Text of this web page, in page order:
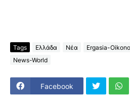
Tags Ελλάδα Νέα Ergasia-
News-World
Facebook